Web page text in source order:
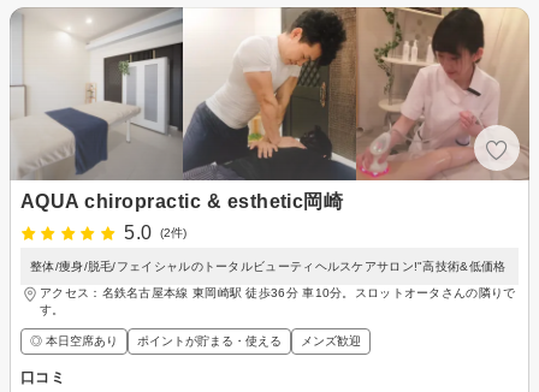
AQUA chiropractic & esthetic岡崎
5.0
(2件)
整体/痩身/脱毛/フェイシャルのトータルビューティヘルスケアサロン!"高技術&低価格
アクセス：名鉄名古屋本線 東岡崎駅 徒歩36分 車10分。スロットオータさんの隣りで
す。
◎ 本日空席あり ポイントが貯まる・使える メンズ歓迎
口コミ